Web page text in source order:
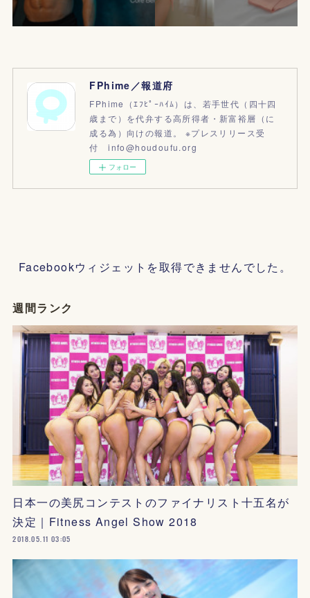
FPhime／報道府
FPhime（ｴﾌﾋﾟｰﾊｲﾑ）は、若手世代（四十四
歳まで）を代弁する高所得者・新富裕層（に
成る為）向けの報道。 ※プレスリリース受
付 info@houdoufu.org
フォロー
Facebookウィジェットを取得できませんでした。
週間ランク
日本一の美尻コンテストのファイナリスト十五名が
決定｜Fitness Angel Show 2018
2018.05.11 03:05